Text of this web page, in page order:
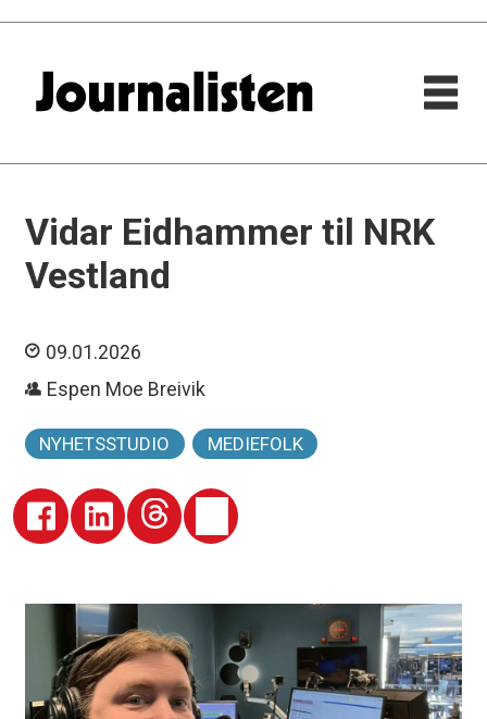
Vidar Eidhammer til NRK
Vestland
09.01.2026
Espen Moe Breivik
NYHETSSTUDIO MEDIEFOLK